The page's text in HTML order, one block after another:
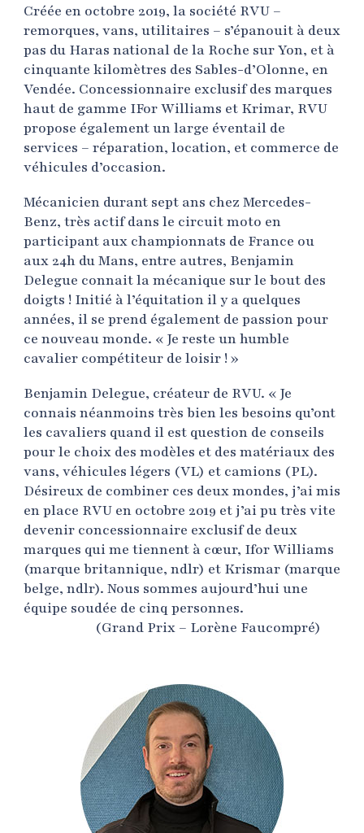
Créée en octobre 2019, la société RVU –
remorques, vans, utilitaires – s’épanouit à deux
pas du Haras national de la Roche sur Yon, et à
cinquante kilomètres des Sables-d’Olonne, en
Vendée. Concessionnaire exclusif des marques
haut de gamme IFor Williams et Krimar, RVU
propose également un large éventail de
services – réparation, location, et commerce de
véhicules d’occasion.
Mécanicien durant sept ans chez Mercedes-
Benz, très actif dans le circuit moto en
participant aux championnats de France ou
aux 24h du Mans, entre autres, Benjamin
Delegue connait la mécanique sur le bout des
doigts ! Initié à l’équitation il y a quelques
années, il se prend également de passion pour
ce nouveau monde. « Je reste un humble
cavalier compétiteur de loisir ! »
Benjamin Delegue, créateur de RVU. « Je
connais néanmoins très bien les besoins qu’ont
les cavaliers quand il est question de conseils
pour le choix des modèles et des matériaux des
vans, véhicules légers (VL) et camions (PL).
Désireux de combiner ces deux mondes, j’ai mis
en place RVU en octobre 2019 et j’ai pu très vite
devenir concessionnaire exclusif de deux
marques qui me tiennent à cœur, Ifor Williams
(marque britannique, ndlr) et Krismar (marque
belge, ndlr). Nous sommes aujourd’hui une
équipe soudée de cinq personnes.
(Grand Prix – Lorène Faucompré)